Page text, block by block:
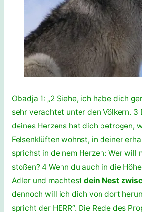
Obadja 1: „2 Siehe, ich habe dich
sehr verachtet unter den Völkern. 3
deines Herzens hat dich betrogen,
Felsenklüften wohnst, in deiner
sprichst in deinem Herzen: Wer will
stoßen? 4 Wenn du auch in die
Adler und machtest dein Nest
dennoch will ich dich von dort
spricht der HERR“. Die Rede des